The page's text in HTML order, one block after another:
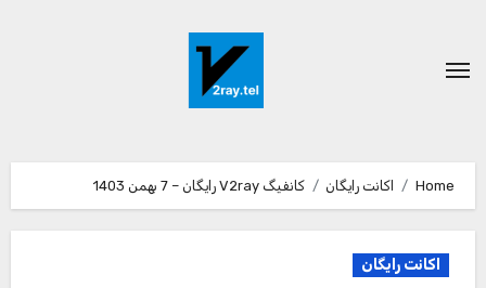
content
Home اکانت رایگان کانفیگ V2ray رایگان – 7 بهمن 1403
اکانت رایگان